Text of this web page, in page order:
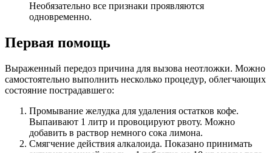
Необязательно все признаки проявляются
одновременно.
Первая помощь
Выраженный передоз причина для вызова неотложки. Можно
самостоятельно выполнить несколько процедур, облегчающих
состояние пострадавшего:
Промывание желудка для удаления остатков кофе.
Выпаивают 1 литр и провоцируют рвоту. Можно
добавить в раствор немного сока лимона.
Смягчение действия алкалоида. Показано принимать